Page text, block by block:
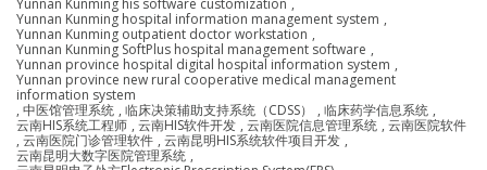
Yunnan Kunming his software customization ,
Yunnan Kunming hospital information management system ,
Yunnan Kunming outpatient doctor workstation ,
Yunnan Kunming SoftPlus hospital management software ,
Yunnan province hospital digital hospital information system ,
Yunnan province new rural cooperative medical management
information system
, 中医馆管理系统 , 临床决策辅助支持系统（CDSS） , 临床药学信息系统 ,
云南HIS系统工程师 , 云南HIS软件开发 , 云南医院信息管理系统 , 云南医院软件
, 云南医院门诊管理软件 , 云南昆明HIS系统软件项目开发 ,
云南昆明大数字医院管理系统 ,